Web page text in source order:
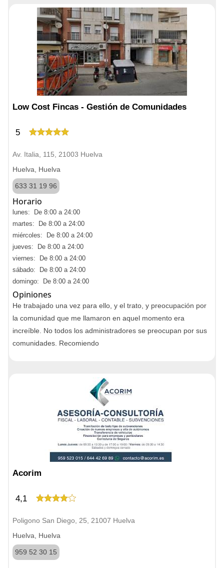
Low Cost Fincas - Gestión de Comunidades
5
Av. Italia, 115, 21003 Huelva
Huelva, Huelva
633 31 19 96
Horario
lunes: De 8:00 a 24:00
martes: De 8:00 a 24:00
miércoles: De 8:00 a 24:00
jueves: De 8:00 a 24:00
viernes: De 8:00 a 24:00
sábado: De 8:00 a 24:00
domingo: De 8:00 a 24:00
Opiniones
He trabajado una vez para ello, y el trato, y preocupación por
la comunidad que me llamaron en aquel momento era
increíble. No todos los administradores se preocupan por sus
comunidades. Recomiendo
Acorim
4,1
Poligono San Diego, 25, 21007 Huelva
Huelva, Huelva
959 52 30 15